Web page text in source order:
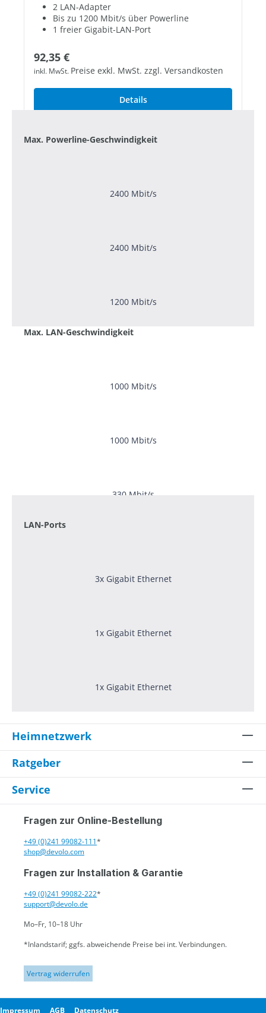
2 LAN-Adapter
Bis zu 1200 Mbit/s über Powerline
1 freier Gigabit-LAN-Port
Regulärer Preis:
92,35 €
inkl. MwSt. Preise exkl. MwSt. zzgl. Versandkosten
Details
Max. Powerline-Geschwindigkeit
2400 Mbit/s
2400 Mbit/s
1200 Mbit/s
Max. LAN-Geschwindigkeit
1000 Mbit/s
1000 Mbit/s
330 Mbit/s
LAN-Ports
3x Gigabit Ethernet
1x Gigabit Ethernet
1x Gigabit Ethernet
Heimnetzwerk
Ratgeber
Service
Fragen zur Online-Bestellung
+49 (0)241 99082-111*
shop@devolo.com
Fragen zur Installation & Garantie
+49 (0)241 99082-222*
support@devolo.de
Mo–Fr, 10–18 Uhr
*Inlandstarif; ggfs. abweichende Preise bei int. Verbindungen.
Vertrag widerrufen
Impressum AGB Datenschutz